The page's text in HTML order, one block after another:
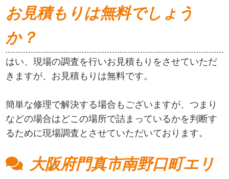
お見積もりは無料でしょう
か？
はい、現場の調査を行いお見積もりをさせていただ
きますが、お見積もりは無料です。
簡単な修理で解決する場合もございますが、つまり
などの場合はどこの場所で詰まっているかを判断す
るために現場調査とさせていただいております。
大阪府門真市南野口町エリ